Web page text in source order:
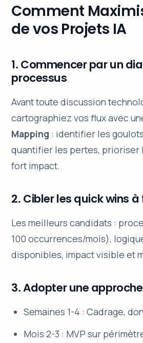
Comment
de vos Projets IA
1. Commencer par un
processus
Avant toute discussion
cartographiez vos flux avec
Mapping : identifier les
quantifier les pertes, prioriser
fort impact.
2. Cibler les quick wins à
Les meilleurs candidats :
100 occurrences/mois),
disponibles, impact visible et
3. Adopter une
Semaines 1-4 : Cadrage,
Mois 2-3 : MVP sur